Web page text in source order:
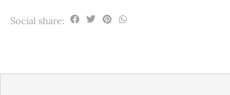
Social share: